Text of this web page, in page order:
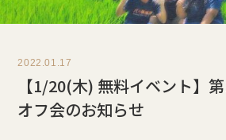
2022.01.17
【1/20(木) 無料イベント】
オフ会のお知らせ